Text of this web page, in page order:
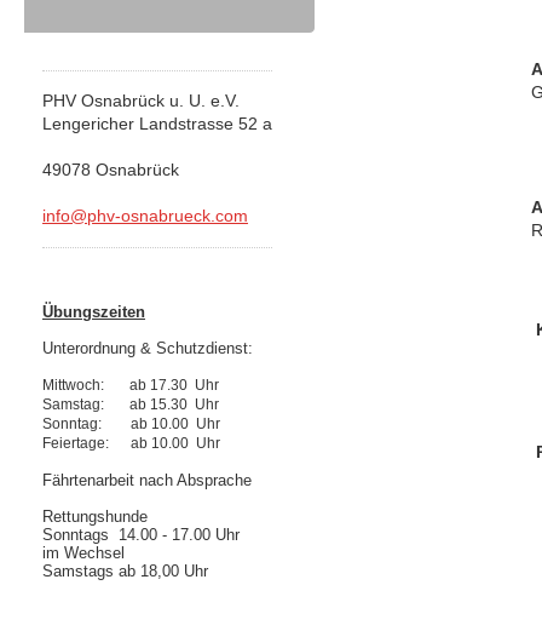
PHV Osnabrück u. U. e.V.
Lengericher Landstrasse 52 a
49078 Osnabrück
info@phv-osnabrueck.com
Übungszeiten
Unterordnung & Schutzdienst:
Mittwoch: ab 17.30 Uhr
Samstag: ab 15.30 Uhr
Sonntag: ab 10.00 Uhr
Feiertage: ab 10.00 Uhr
Fährtenarbeit nach Absprache
Rettungshunde
Sonntags 14.00 - 17.00 Uhr
im Wechsel
Samstags ab 18,00 Uhr